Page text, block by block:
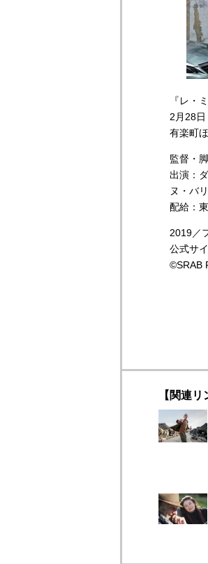
『レ・
2月28
有楽町
監督・
出演：
ヌ・バ
配給：
2019／
公式サイ
©SRAB
【関連リ